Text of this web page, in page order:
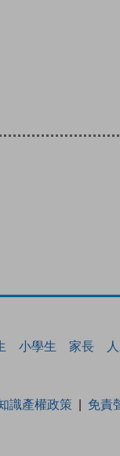
小學生 家長
識產權政策 免責